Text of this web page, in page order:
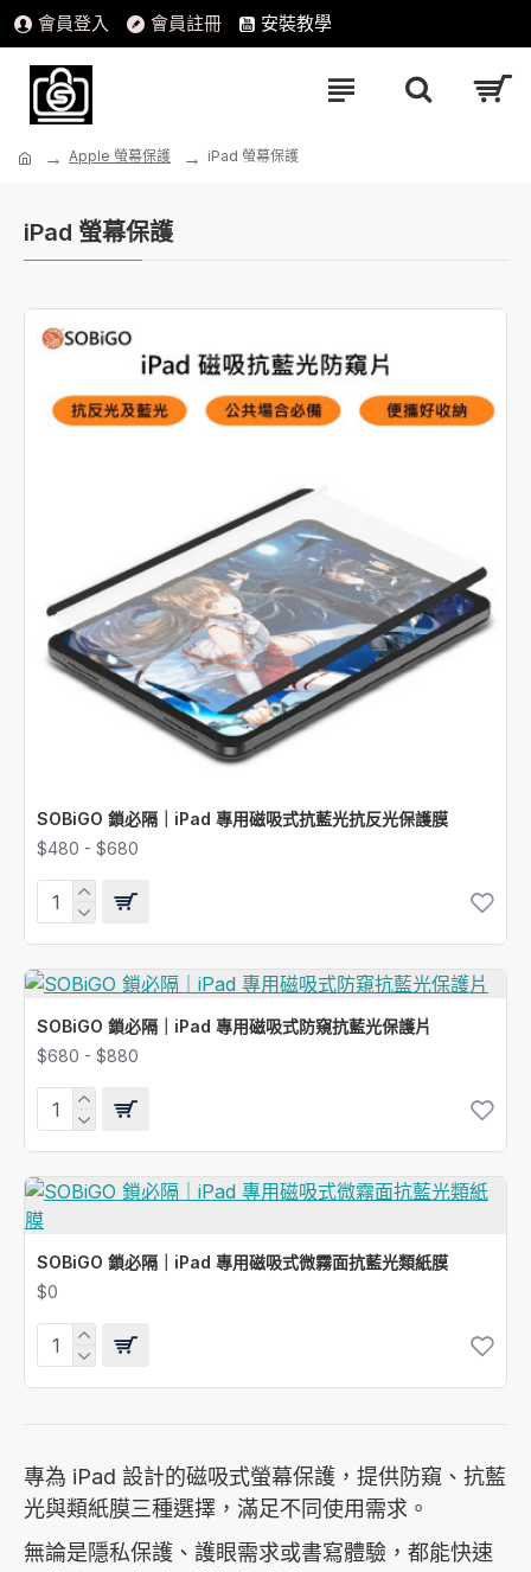
會員登入 會員註冊 安裝教學
Apple 螢幕保護 iPad 螢幕保護
iPad 螢幕保護
專為 iPad 設計的磁吸式螢幕保護，提供防窺、抗藍
光與類紙膜三種選擇，滿足不同使用需求。
無論是隱私保護、護眼需求或書寫體驗，都能快速
SOBiGO 鎖必隔｜iPad 專用磁吸式抗藍光抗反光保護膜
$480 - $680
SOBiGO 鎖必隔｜iPad 專用磁吸式防窺抗藍光保護片
$680 - $880
SOBiGO 鎖必隔｜iPad 專用磁吸式微霧面抗藍光類紙膜
$0